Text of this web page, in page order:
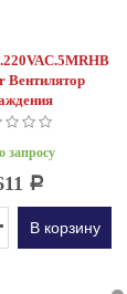
промежуточных
состояние контактов
с реле данного типа
Вентилятор
запросу
Р
В корзину